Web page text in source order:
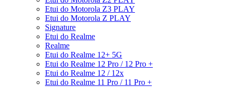
Etui do Motorola Z3 PLAY
Etui do Motorola Z PLAY
Signature
Etui do Realme
Realme
Etui do Realme 12+ 5G
Etui do Realme 12 Pro / 12 Pro +
Etui do Realme 12 / 12x
Etui do Realme 11 Pro / 11 Pro +